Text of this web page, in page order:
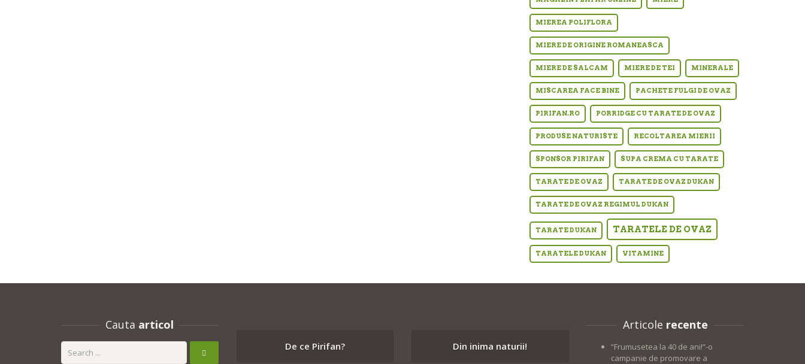
MIEREA POLIFLORA
MIERE DE ORIGINE ROMANEASCA
MIERE DE SALCAM MIERE DE TEI MINERALE
MISCAREA FACE BINE PACHETE FULGI DE OVAZ
PIRIFAN.RO PORRIDGE CU TARATE DE OVAZ
PRODUSE NATURISTE RECOLTAREA MIERII
SPONSOR PIRIFAN SUPA CREMA CU TARATE
TARATE DE OVAZ TARATE DE OVAZ DUKAN
TARATE DE OVAZ REGIMUL DUKAN
TARATE DUKAN TARATELE DE OVAZ
TARATELE DUKAN VITAMINE
Cauta articol
De ce Pirifan? Din inima naturii!
Articole recente
“Frumusetea la 40 de ani!”-o
campanie de promovare a